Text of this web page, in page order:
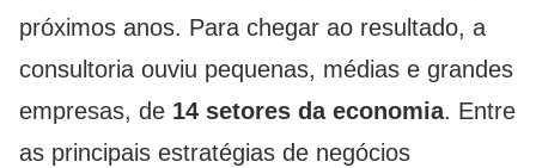
próximos anos. Para chegar ao resultado, a
consultoria ouviu pequenas, médias e grandes
empresas, de 14 setores da economia. Entre
as principais estratégias de negócios